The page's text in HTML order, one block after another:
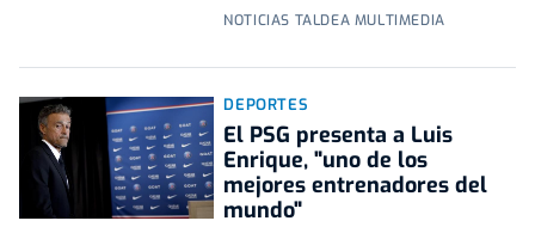
NOTICIAS TALDEA MULTIMEDIA
DEPORTES
El PSG presenta a Luis
Enrique, "uno de los
mejores entrenadores del
mundo"